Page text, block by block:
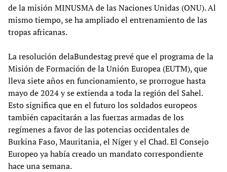
de la misión MINUSMA de las Naciones Unidas (ONU). Al
mismo tiempo, se ha ampliado el entrenamiento de las
tropas africanas.
La resolución delaBundestag prevé que el programa de la
Misión de Formación de la Unión Europea (EUTM), que
lleva siete años en funcionamiento, se prorrogue hasta
mayo de 2024 y se extienda a toda la región del Sahel.
Esto significa que en el futuro los soldados europeos
también capacitarán a las fuerzas armadas de los
regímenes a favor de las potencias occidentales de
Burkina Faso, Mauritania, el Níger y el Chad. El Consejo
Europeo ya había creado un mandato correspondiente
hace una semana.